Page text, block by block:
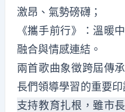
激昂、氣勢磅礴；
《攜手前行》：溫暖
融合與情感連結。
兩首歌曲象徵跨屆傳
長們領導學習的重要印
支持教育扎根，雖市